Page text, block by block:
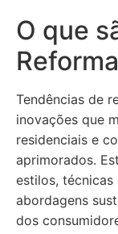
O que
Tendências de
inovações que
residenciais e
aprimorados.
estilos,
abordagens
dos